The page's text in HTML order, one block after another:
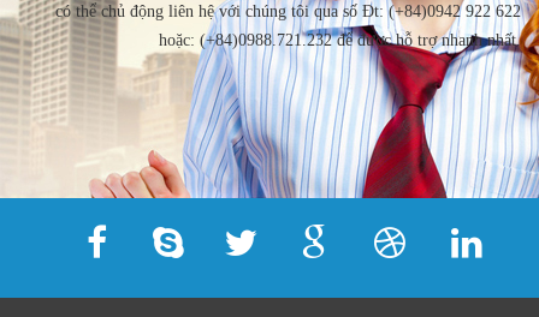
có thể chủ động liên hệ với chúng tôi qua số Đt: (+84)0942 922 622
hoặc: (+84)0988.721.232 để được hỗ trợ nhanh nhất.